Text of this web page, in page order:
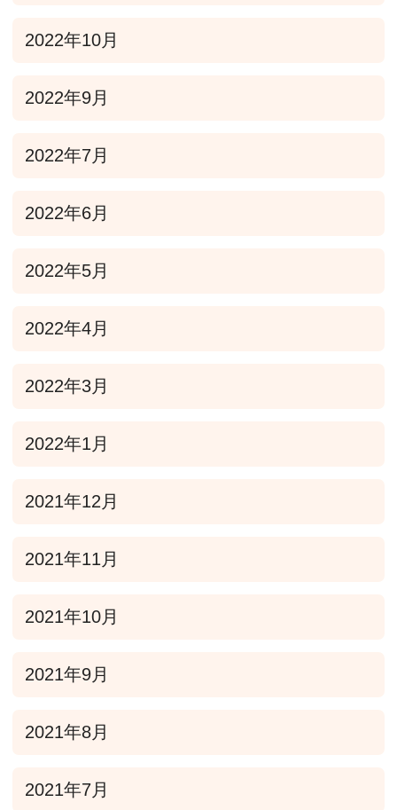
2022年10月
2022年9月
2022年7月
2022年6月
2022年5月
2022年4月
2022年3月
2022年1月
2021年12月
2021年11月
2021年10月
2021年9月
2021年8月
2021年7月